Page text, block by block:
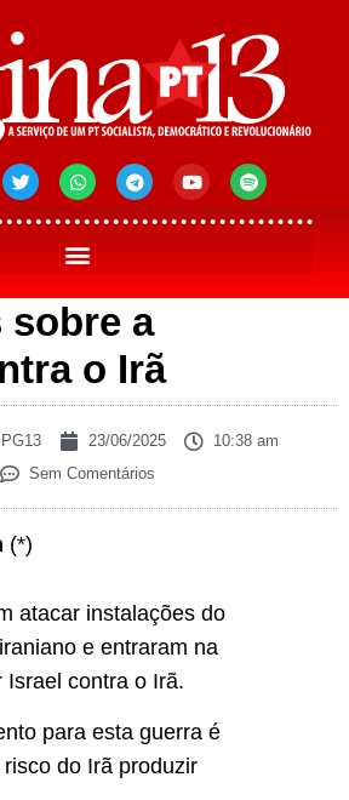
sobre a
o Irã
23/06/2025
10:38 am
Sem Comentários
(*)
atacar instalações do
e entraram na
contra o Irã.
para esta guerra é
do Irã produzir